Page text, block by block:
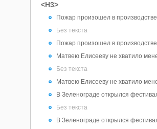
<H3>
Пожар произошел в
Без текста
Пожар произошел в
Матвею Елисееву не хватило
Без текста
Матвею Елисееву не хватило
В Зеленограде открылся
Без текста
В Зеленограде открылся